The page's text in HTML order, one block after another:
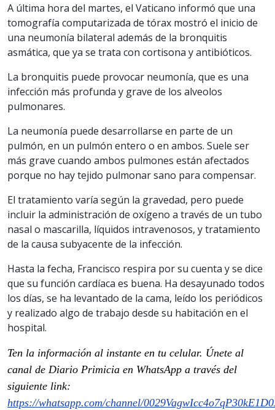
A última hora del martes, el Vaticano informó que una
tomografía computarizada de tórax mostró el inicio de
una neumonía bilateral además de la bronquitis
asmática, que ya se trata con cortisona y antibióticos.
La bronquitis puede provocar neumonía, que es una
infección más profunda y grave de los alveolos
pulmonares.
La neumonía puede desarrollarse en parte de un
pulmón, en un pulmón entero o en ambos. Suele ser
más grave cuando ambos pulmones están afectados
porque no hay tejido pulmonar sano para compensar.
El tratamiento varía según la gravedad, pero puede
incluir la administración de oxígeno a través de un tubo
nasal o mascarilla, líquidos intravenosos, y tratamiento
de la causa subyacente de la infección.
Hasta la fecha, Francisco respira por su cuenta y se dice
que su función cardíaca es buena. Ha desayunado todos
los días, se ha levantado de la cama, leído los periódicos
y realizado algo de trabajo desde su habitación en el
hospital.
Ten la información al instante en tu celular. Únete al
canal de Diario Primicia en WhatsApp a través del
siguiente link:
https://whatsapp.com/channel/